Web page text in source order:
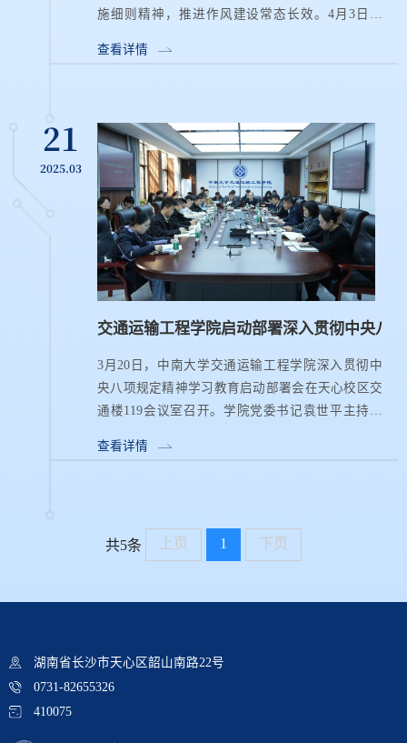
施细则精神，推进作风建设常态长效。4月3日下
心校区交通楼119会议室联合举...
查看详情
21
2025.03
交通运输工程学院启动部署深入贯彻中央八
3月20日，中南大学交通运输工程学院深入贯彻中
央八项规定精神学习教育启动部署会在天心校区交
通楼119会议室召开。学院党委书记袁世平主持会
传达学习了习近平总书记关...
查看详情
共5条 上页 1 下页
湖南省长沙市天心区韶山南路22号
0731-82655326
410075